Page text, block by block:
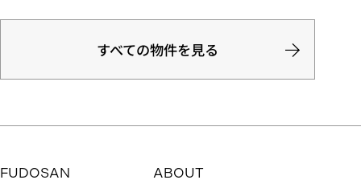
すべての物件を見る
FUDOSAN ABOUT